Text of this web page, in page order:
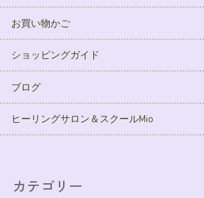
お買い物かご
ショッピングガイド
ブログ
ヒーリングサロン＆スクールMio
カテゴリー